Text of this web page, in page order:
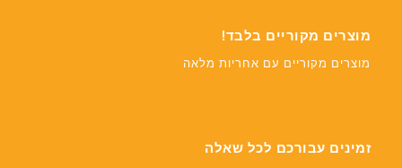
מוצרים מקוריים בלבד!
מוצרים מקוריים עם אחריות מלאה
זמינים עבורכם לכל שאלה